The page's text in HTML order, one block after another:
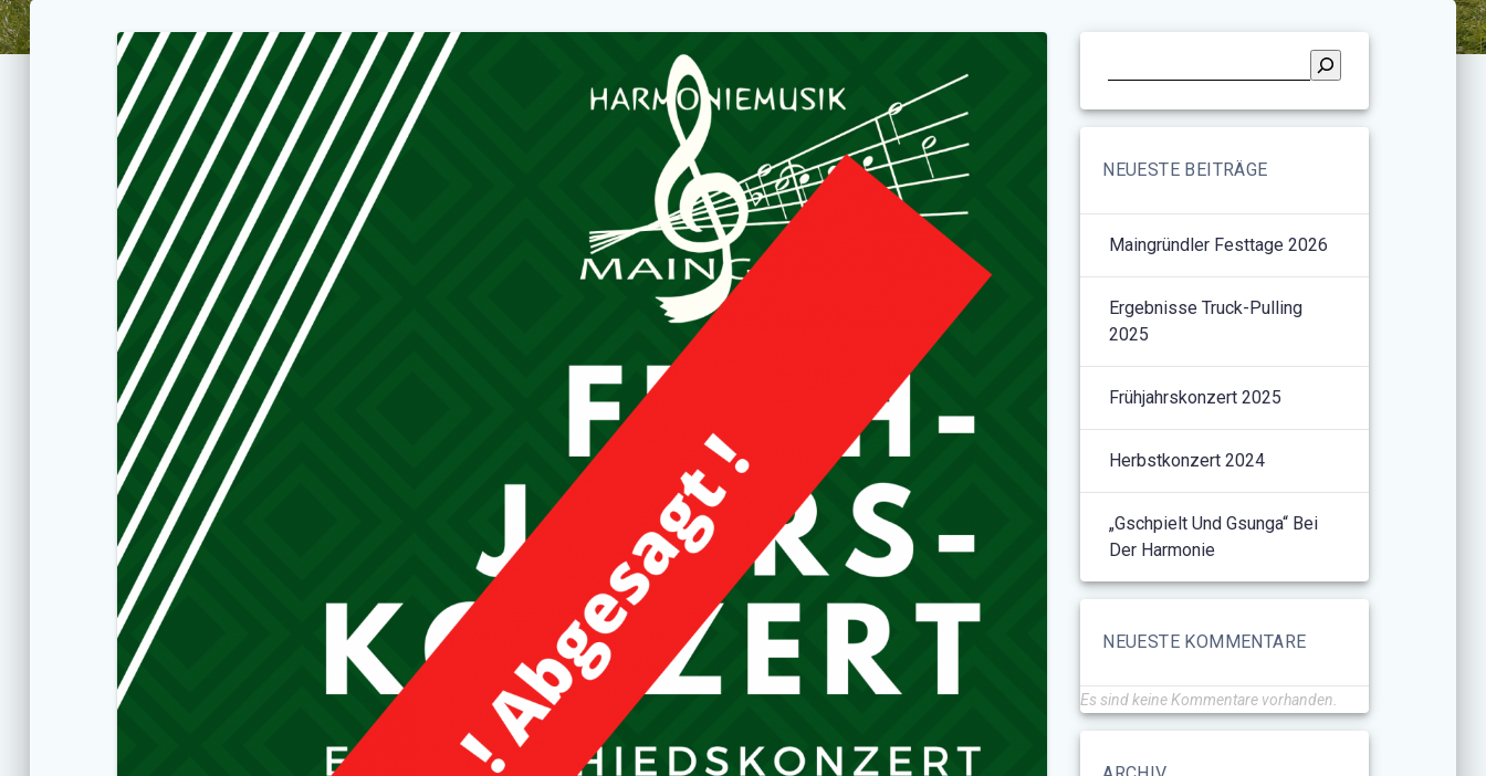
NEUESTE BEITRÄGE
Maingründler Festtage 2026
Ergebnisse Truck-Pulling
2025
Frühjahrskonzert 2025
Herbstkonzert 2024
„Gschpielt Und Gsunga“ Bei
Der Harmonie
NEUESTE KOMMENTARE
Es sind keine Kommentare vorhanden.